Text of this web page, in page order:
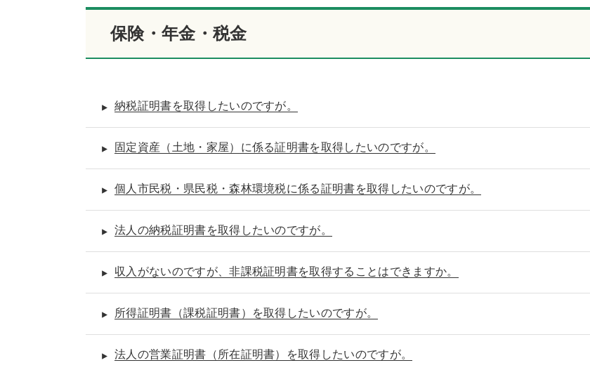
保険・年金・税金
納税証明書を取得したいのですが。
固定資産（土地・家屋）に係る証明書を取得したいのですが。
個人市民税・県民税・森林環境税に係る証明書を取得したいのですが。
法人の納税証明書を取得したいのですが。
収入がないのですが、非課税証明書を取得することはできますか。
所得証明書（課税証明書）を取得したいのですが。
法人の営業証明書（所在証明書）を取得したいのですが。